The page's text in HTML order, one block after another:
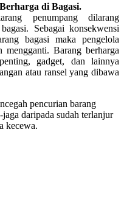
di Bagasi.
penumpang dilarang
Sebagai konsekwensi
bagasi maka pengelola
Barang berharga
gadget, dan lainnya
atau ransel yang dibawa
pencurian barang
daripada sudah terlanjur
kecewa.